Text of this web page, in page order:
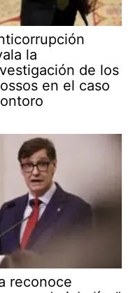
la
de los
en el caso
reconoce